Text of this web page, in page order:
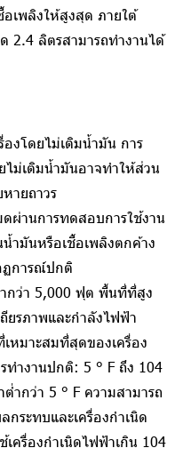
อเพลิงให้สูงสุด ภายใต้
2.4 ลิตรสามารถทำงานได้
องโดยไม่เติมน้ำมัน การ
ไม่เติมน้ำมันอาจทำให้ส่วน
ายถาวร
ผ่านการทดสอบการใช้งาน
ำมันหรือเชื้อเพลิงตกค้าง
ฏการณ์ปกติ
กว่า 5,000 ฟุต พื้นที่ที่สูง
ยรภาพและกำลังไฟฟ้า
หมาะสมที่สุดของเครื่อง
ำงานปกติ: 5 ° F ถึง 104
ำกว่า 5 ° F ความสามารถ
กระทบและเครื่องกำเนิด
ครื่องกำเนิดไฟฟ้าเกิน 104